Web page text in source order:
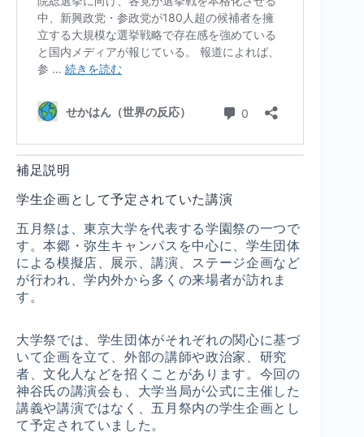
補足説明
学生企画として予定されていた講演
五月祭は、東京大学を代表する学園祭の一つで
す。本郷・弥生キャンパスを中心に、学生団体
による模擬店、展示、講演、ステージ企画など
が行われ、学内外から多くの来場者が訪れま
す。
大学祭では、学生団体がそれぞれの関心に基づ
いて企画を立て、外部の講師や政治家、研究
者、文化人などを招くことがあります。今回の
神谷氏の講演会も、大学当局が公式に主催した
講義や講演ではなく、五月祭内の学生企画とし
て予定されていました。